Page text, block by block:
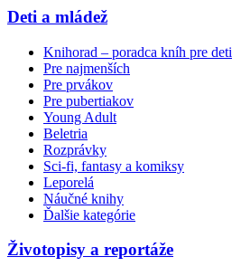
Deti a mládež
Knihorad – poradca kníh pre deti
Pre najmenších
Pre prvákov
Pre pubertiakov
Young Adult
Beletria
Rozprávky
Sci-fi, fantasy a komiksy
Leporelá
Náučné knihy
Ďalšie kategórie
Životopisy a reportáže